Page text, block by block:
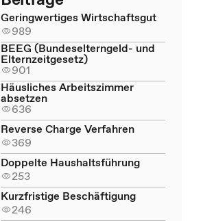
Geringwertiges Wirtschaftsgut
989
BEEG (Bundeselterngeld- und
Elternzeitgesetz)
901
Häusliches Arbeitszimmer
absetzen
636
Reverse Charge Verfahren
369
Doppelte Haushaltsführung
253
Kurzfristige Beschäftigung
246